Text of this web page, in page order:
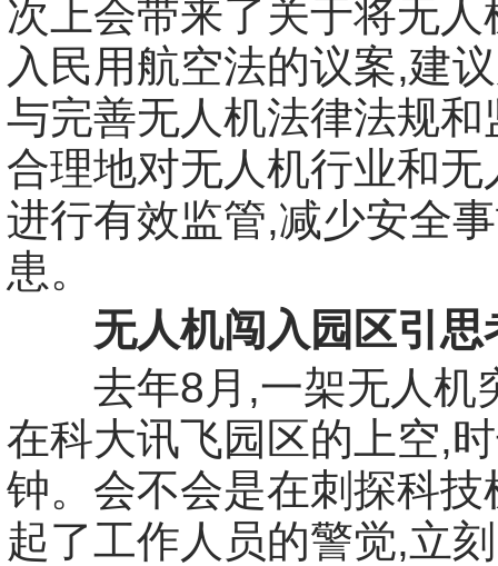
次上会带来了关于将无人
入民用航空法的议案,建
与完善无人机法律法规和
合理地对无人机行业和无
进行有效监管,减少安全
患。
无人机闯入园区引思
去年8月,一架无人机
在科大讯飞园区的上空,
钟。会不会是在刺探科技
起了工作人员的警觉,立